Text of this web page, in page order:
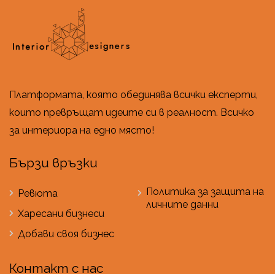
Платформата, която обединява всички експерти,
които превръщат идеите си в реалност. Всичко
за интериора на едно място!
Бързи връзки
Ревюта
Харесани бизнеси
Добави своя бизнес
Политика за защита на
личните данни
Контакт с нас